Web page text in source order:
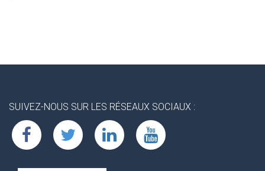
SUIVEZ-NOUS SUR LES RÉSEAUX SOCIAUX :